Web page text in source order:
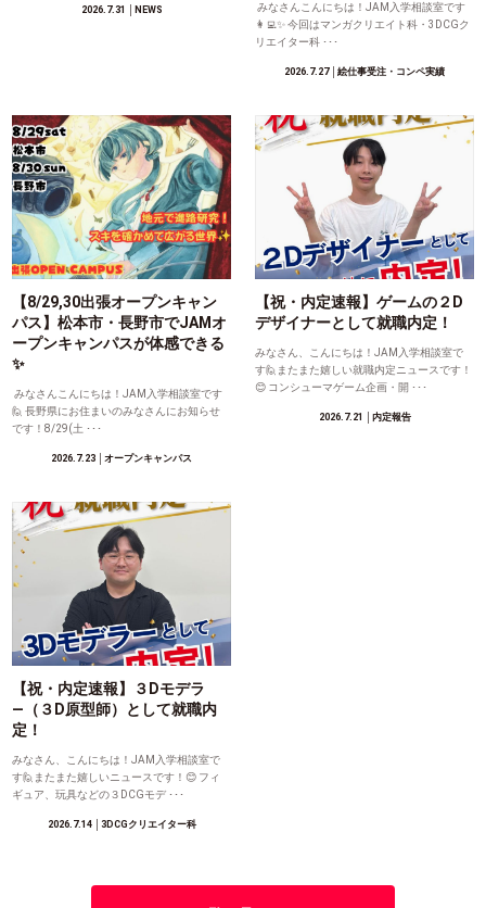
2026.7.31 │NEWS
みなさんこんにちは！JAM入学相談室です
👩‍💻✨ 今回はマンガクリエイト科・3DCGク
リエイター科 ･･･
2026.7.27│絵仕事受注・コンペ実績
【8/29,30出張オープンキャン
パス】松本市・長野市でJAMオ
ープンキャンパスが体感できる
✨
みなさんこんにちは！JAM入学相談室です
🙋 長野県にお住まいのみなさんにお知らせ
です！8/29(土 ･･･
2026.7.23 │オープンキャンパス
【祝・内定速報】ゲームの２D
デザイナーとして就職内定！
みなさん、こんにちは！JAM入学相談室で
す🙋またまた嬉しい就職内定ニュースです！
😊 コンシューマゲーム企画・開 ･･･
2026.7.21 │内定報告
【祝・内定速報】３Dモデラ
―（３D原型師）として就職内
定！
みなさん、こんにちは！JAM入学相談室で
す🙋またまた嬉しいニュースです！😊 フィ
ギュア、玩具などの３DCGモデ ･･･
2026.7.14│3DCGクリエイター科